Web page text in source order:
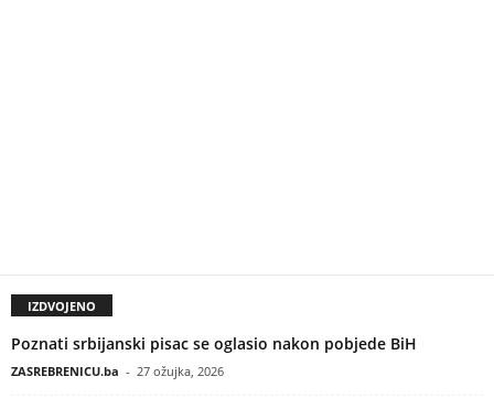
IZDVOJENO
Poznati srbijanski pisac se oglasio nakon pobjede BiH
ZASREBRENICU.ba - 27 ožujka, 2026